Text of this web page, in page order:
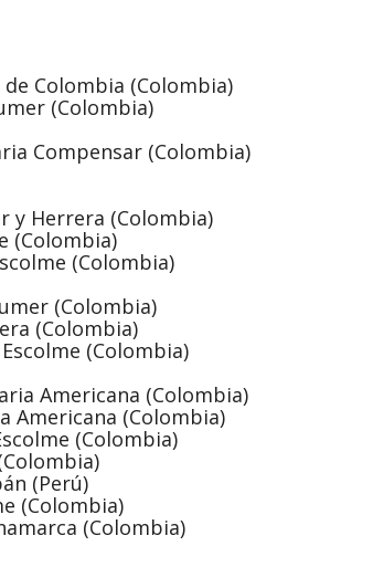
Colombia (Colombia)
(Colombia)
Compensar (Colombia)
y Herrera (Colombia)
(Colombia)
(Colombia)
(Colombia)
(Colombia)
(Colombia)
Americana (Colombia)
Americana (Colombia)
(Colombia)
(Perú)
(Colombia)
(Colombia)